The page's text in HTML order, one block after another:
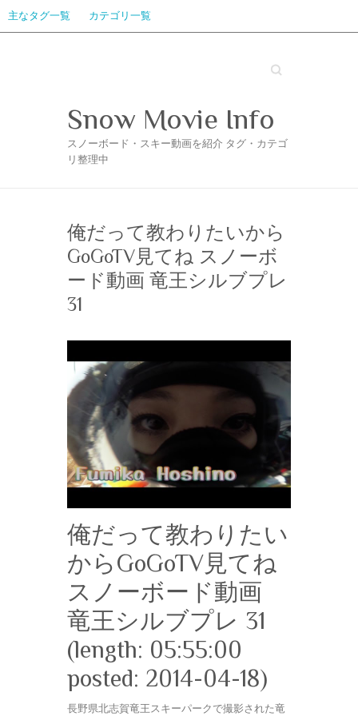
主なタグ一覧 カテゴリ一覧
Search
Snow Movie Info
スノーボード・スキー動画を紹介 タグ・カテゴ
リ整理中
俺だって教わりたいから
GoGoTV見てね スノーボ
ード動画 竜王シルブプレ
31
俺だって教わりたい
からGoGoTV見てね
スノーボード動画
竜王シルブプレ 31
(length: 05:55:00
posted: 2014-04-18)
長野県北志賀竜王スキーパークで撮影された竜